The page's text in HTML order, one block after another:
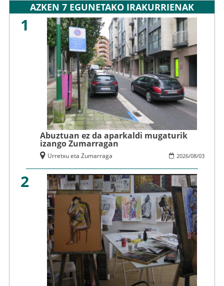
AZKEN 7 EGUNETAKO IRAKURRIENAK
1
Abuztuan ez da aparkaldi mugaturik
izango Zumarragan
2026/08/03
Urretxu eta Zumarraga
2